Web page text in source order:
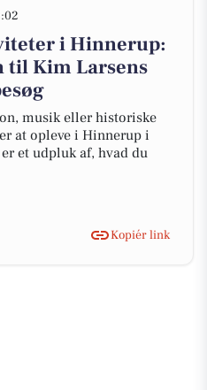
i Hinnerup:
til Kim Larsens
musik eller historiske
at opleve i Hinnerup i
et udpluk af, hvad du
Kopiér link